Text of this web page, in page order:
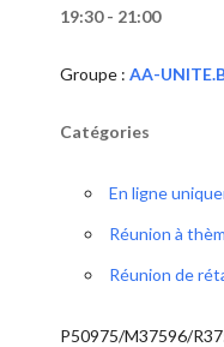
19:30 - 21:00
Groupe : AA-
Catégories
En ligne
Réunion à
Réunion de
P50975/M37596/